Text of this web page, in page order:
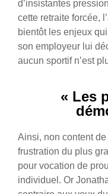
d’insistantes
cette retraite forcée,
bientôt les enjeux
son employeur lui
aucun sportif n’est
« Les
Ainsi, non content
frustration du plus
pour vocation de
individuel. Or